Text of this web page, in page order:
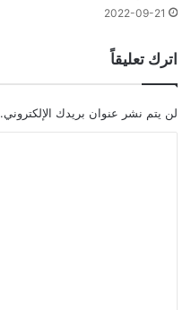
2022-09-21
اترك تعليقاً
لن يتم نشر عنوان بريدك الإلكتروني.